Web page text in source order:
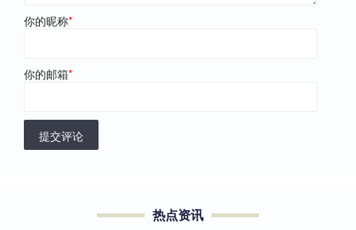
你的昵称*
你的邮箱*
提交评论
热点资讯